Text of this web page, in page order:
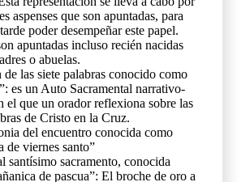
aspenses que son apuntadas, para
poder desempeñar este papel.
apuntadas incluso recién nacidas
o abuelas.
de las siete palabras conocido como
es un Auto Sacramental narrativo-
el que un orador reflexiona sobre las
de Cristo en la Cruz.
del encuentro conocida como
de viernes santo”
santísimo sacramento, conocida
de pascua”: El broche de oro a